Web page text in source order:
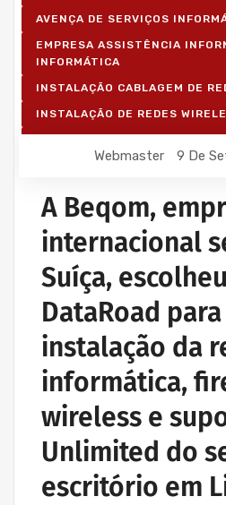
AVENÇA DE SERVIÇOS
EMPRESA ASSISTÊNCIA
INFORMÁTICA
INSTALAÇÃO CABLAGEM DE
INSTALAÇÃO DE REDES
Webmaster 9 De
A Beqom,
internacional
Suíça,
DataRoad
instalação da
informática,
wireless e
Unlimited do
escritório em